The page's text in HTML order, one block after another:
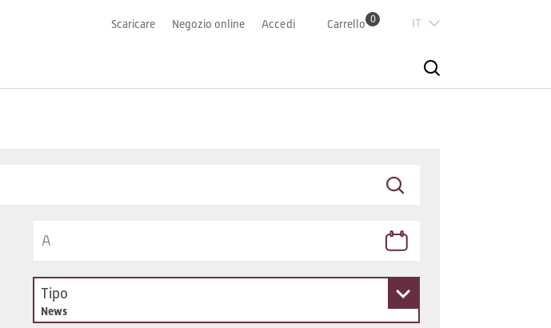
Scaricare Negozio online Accedi Carrello 0
English
Tipo
News